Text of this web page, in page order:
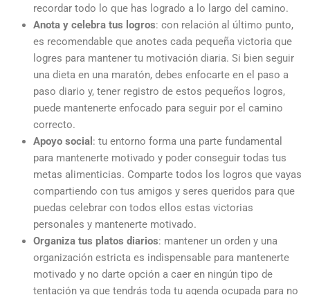
recordar todo lo que has logrado a lo largo del camino.
Anota y celebra tus logros: con relación al último punto,
es recomendable que anotes cada pequeña victoria que
logres para mantener tu motivación diaria. Si bien seguir
una dieta en una maratón, debes enfocarte en el paso a
paso diario y, tener registro de estos pequeños logros,
puede mantenerte enfocado para seguir por el camino
correcto.
Apoyo social : tu entorno forma una parte fundamental
para mantenerte motivado y poder conseguir todas tus
metas alimenticias. Comparte todos los logros que vayas
compartiendo con tus amigos y seres queridos para que
puedas celebrar con todos ellos estas victorias
personales y mantenerte motivado.
Organiza tus platos diarios: mantener un orden y una
organización estricta es indispensable para mantenerte
motivado y no darte opción a caer en ningún tipo de
tentación ya que tendrás toda tu agenda ocupada para no